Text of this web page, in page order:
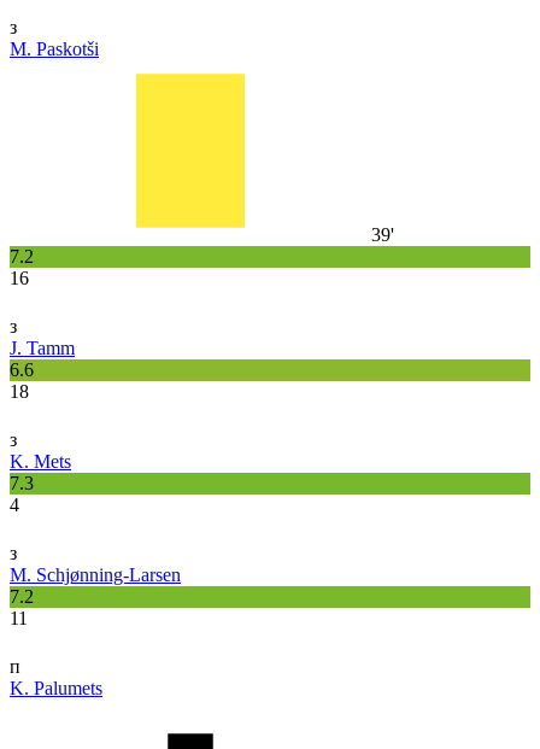
з
M. Paskotši
39'
7.2
16
з
J. Tamm
6.6
18
з
K. Mets
7.3
4
з
M. Schjønning-Larsen
7.2
11
п
K. Palumets